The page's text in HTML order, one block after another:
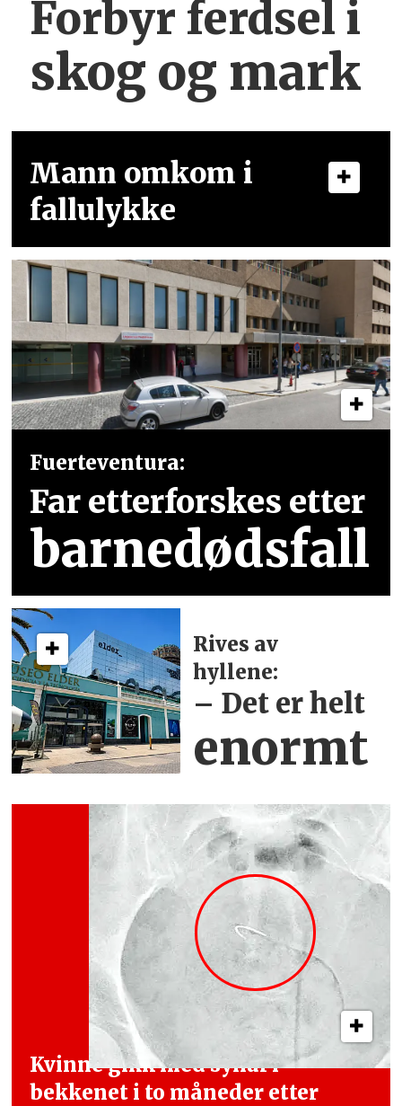
Forbyr ferdsel i
skog og mark
Mann omkom i
fallulykke
Fuerteventura:
Far etterforskes etter
barnedødsfall
Rives av
hyllene:
– Det er helt
enormt
Kvinne gikk med synål i
bekkenet i to måneder etter